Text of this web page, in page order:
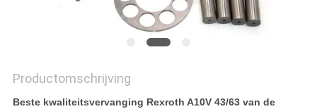
Productomschrijving
Beste kwaliteitsvervanging Rexroth A10V 43/63 van de